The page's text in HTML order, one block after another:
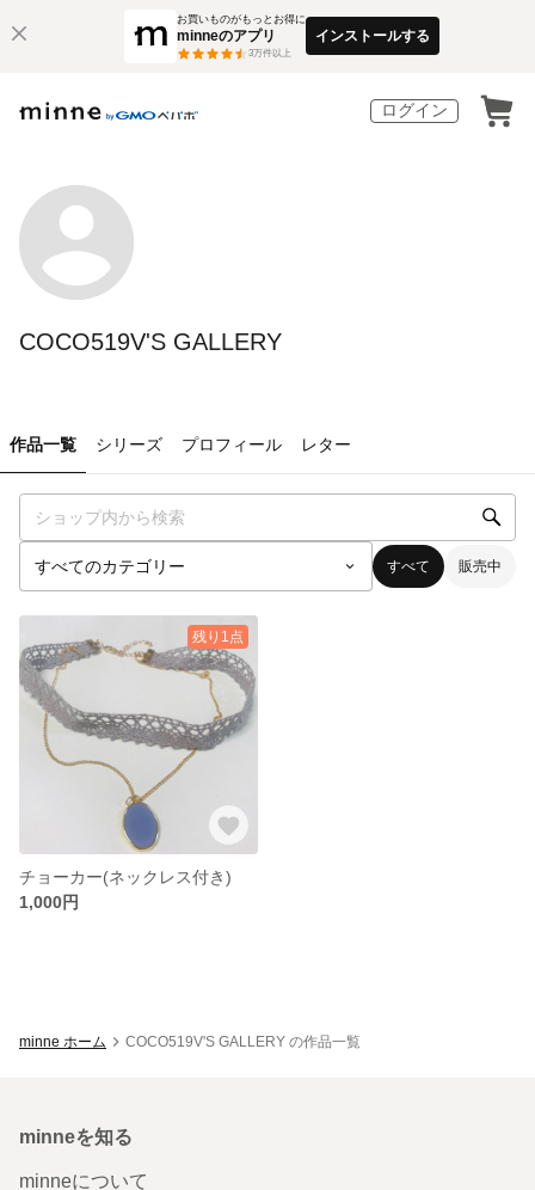
お買いものがもっとお得に
minneのアプリ
3万件以上
インストールする
ログイン
COCO519V'S GALLERY
作品一覧 シリーズ プロフィール レター
すべて 販売中
残り1点
チョーカー(ネックレス付き)
1,000円
minne ホーム COCO519V'S GALLERY の作品一覧
minneを知る
minneについて